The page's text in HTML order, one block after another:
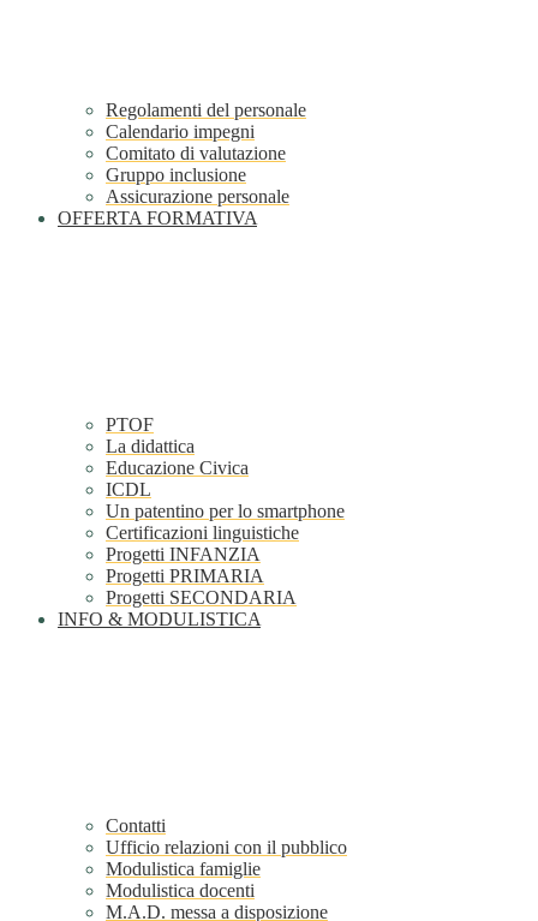
Regolamenti del personale
Calendario impegni
Comitato di valutazione
Gruppo inclusione
Assicurazione personale
OFFERTA FORMATIVA
PTOF
La didattica
Educazione Civica
ICDL
Un patentino per lo smartphone
Certificazioni linguistiche
Progetti INFANZIA
Progetti PRIMARIA
Progetti SECONDARIA
INFO & MODULISTICA
Contatti
Ufficio relazioni con il pubblico
Modulistica famiglie
Modulistica docenti
M.A.D. messa a disposizione